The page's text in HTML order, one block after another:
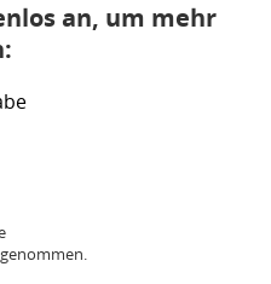
an, um mehr